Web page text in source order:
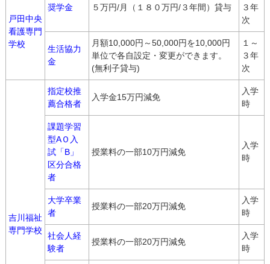
戸田中央
看護専門
学校
奨学金 ５万円/月（１８０万円/３年間）貸与
３年
次
生活協力
金
月額10,000円～50,000円を10,000円
単位で各自設定・変更ができます。
(無利子貸与)
１～
３年
次
吉川福祉
専門学校
指定校推
薦合格者
入学金15万円減免
入学
時
課題学習
型AＯ入
試「B」
区分合格
者
授業料の一部10万円減免
入学
時
大学卒業
者
授業料の一部20万円減免
入学
時
社会人経
験者
授業料の一部20万円減免
入学
時